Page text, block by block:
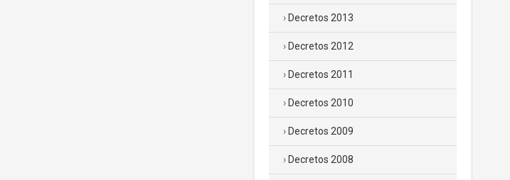
Decretos 2013
Decretos 2012
Decretos 2011
Decretos 2010
Decretos 2009
Decretos 2008